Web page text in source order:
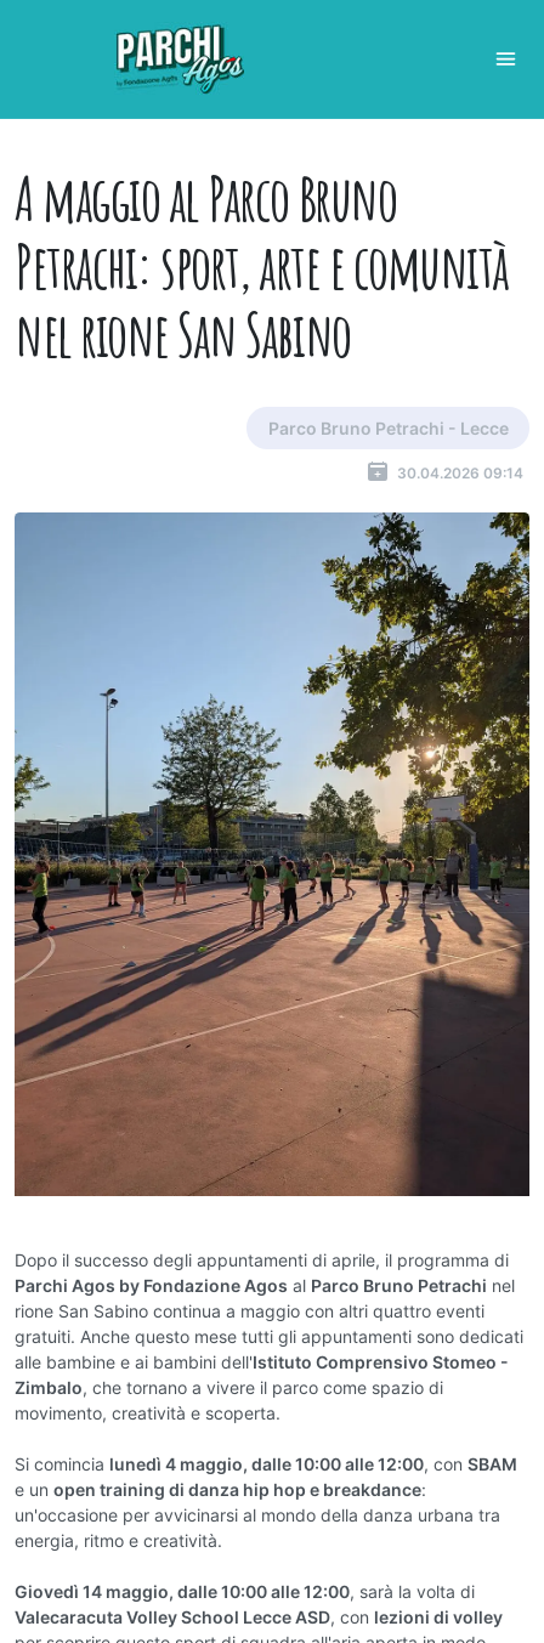
A maggio al Parco Bruno
Petrachi: sport, arte e comunità
nel rione San Sabino
Parco Bruno Petrachi - Lecce
30.04.2026 09:14
Dopo il successo degli appuntamenti di aprile, il programma di
Parchi Agos by Fondazione Agos al Parco Bruno Petrachi nel
rione San Sabino continua a maggio con altri quattro eventi
gratuiti. Anche questo mese tutti gli appuntamenti sono dedicati
alle bambine e ai bambini dell'Istituto Comprensivo Stomeo -
Zimbalo, che tornano a vivere il parco come spazio di
movimento, creatività e scoperta.
Si comincia lunedì 4 maggio, dalle 10:00 alle 12:00, con SBAM
e un open training di danza hip hop e breakdance:
un'occasione per avvicinarsi al mondo della danza urbana tra
energia, ritmo e creatività.
Giovedì 14 maggio, dalle 10:00 alle 12:00, sarà la volta di
Valecaracuta Volley School Lecce ASD, con lezioni di volley